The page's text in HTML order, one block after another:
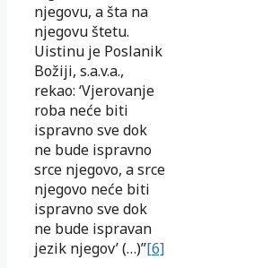
njegovu, a šta na
njegovu štetu.
Uistinu je Poslanik
Božiji, s.a.v.a.,
rekao: ‘Vjerovanje
roba neće biti
ispravno sve dok
ne bude ispravno
srce njegovo, a srce
njegovo neće biti
ispravno sve dok
ne bude ispravan
jezik njegov’ (…)”[6]